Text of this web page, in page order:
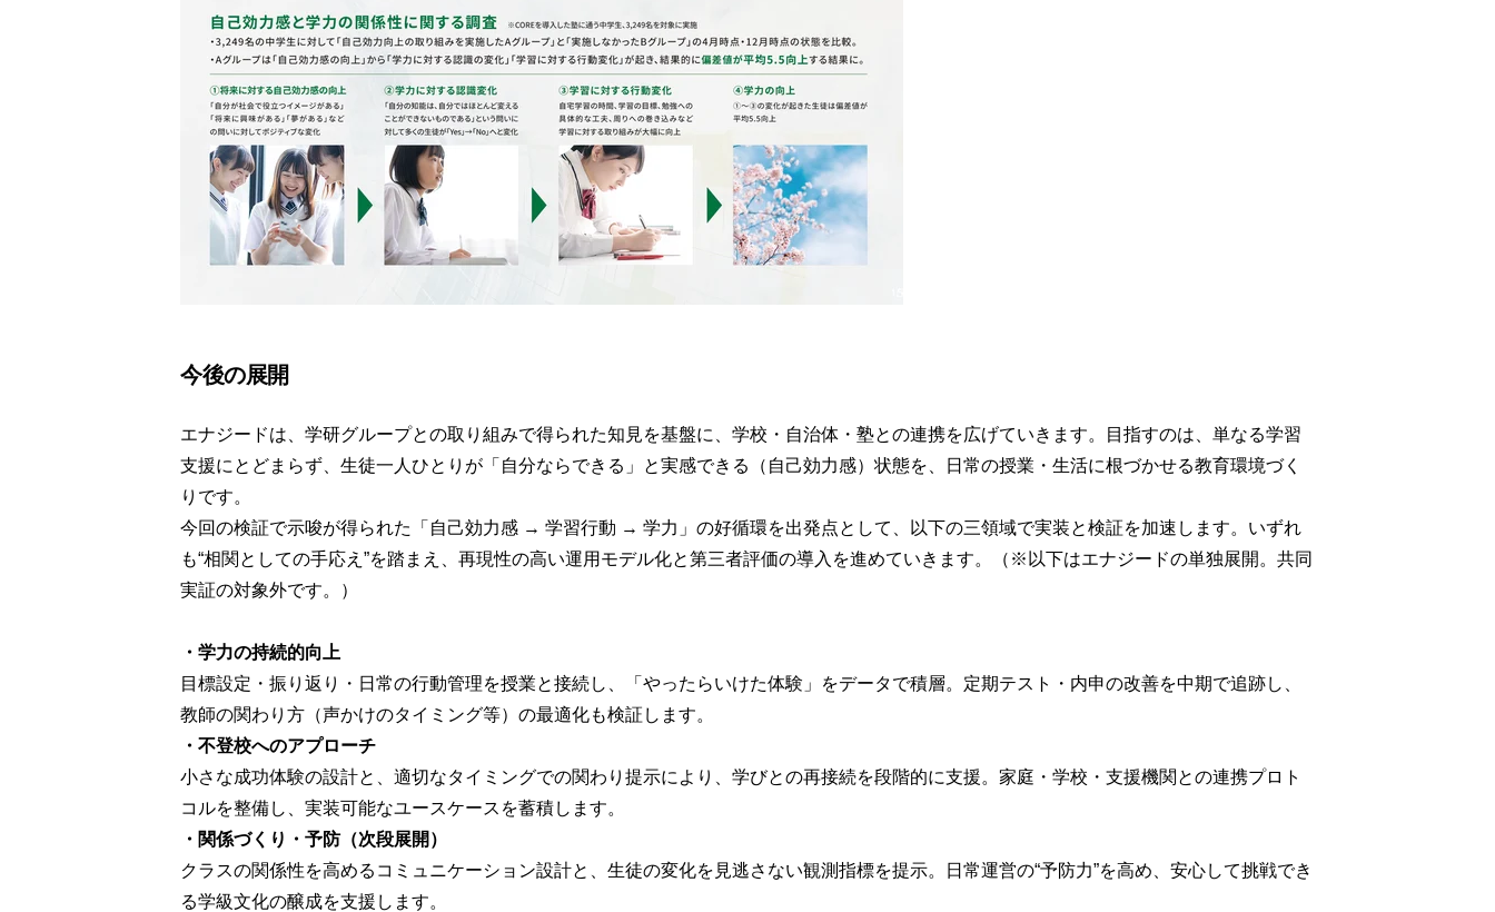
今後の展開
エナジードは、学研グループとの取り組みで得られた知見を基盤に、学校・自治体・塾との連携を広げていきます。目指すのは、単なる学習
支援にとどまらず、生徒一人ひとりが「自分ならできる」と実感できる（自己効力感）状態を、日常の授業・生活に根づかせる教育環境づく
りです。
今回の検証で示唆が得られた「自己効力感 → 学習行動 → 学力」の好循環を出発点として、以下の三領域で実装と検証を加速します。いずれ
も“相関としての手応え”を踏まえ、再現性の高い運用モデル化と第三者評価の導入を進めていきます。（※以下はエナジードの単独展開。共同
実証の対象外です。）
・学力の持続的向上
目標設定・振り返り・日常の行動管理を授業と接続し、「やったらいけた体験」をデータで積層。定期テスト・内申の改善を中期で追跡し、
教師の関わり方（声かけのタイミング等）の最適化も検証します。
・不登校へのアプローチ
小さな成功体験の設計と、適切なタイミングでの関わり提示により、学びとの再接続を段階的に支援。家庭・学校・支援機関との連携プロト
コルを整備し、実装可能なユースケースを蓄積します。
・関係づくり・予防（次段展開）
クラスの関係性を高めるコミュニケーション設計と、生徒の変化を見逃さない観測指標を提示。日常運営の“予防力”を高め、安心して挑戦でき
る学級文化の醸成を支援します。